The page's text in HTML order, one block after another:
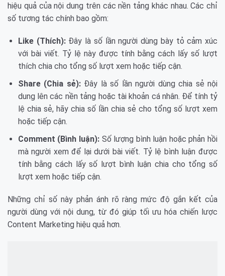
hiệu quả của nội dung trên các nền tảng khác nhau. Các chỉ
số tương tác chính bao gồm:
Like (Thích): Đây là số lần người dùng bày tỏ cảm xúc
với bài viết. Tỷ lệ này được tính bằng cách lấy số lượt
thích chia cho tổng số lượt xem hoặc tiếp cận.
Share (Chia sẻ): Đây là số lần người dùng chia sẻ nội
dung lên các nền tảng hoặc tài khoản cá nhân. Để tính tỷ
lệ chia sẻ, hãy chia số lần chia sẻ cho tổng số lượt xem
hoặc tiếp cận.
Comment (Bình luận): Số lượng bình luận hoặc phản hồi
mà người xem để lại dưới bài viết. Tỷ lệ bình luận được
tính bằng cách lấy số lượt bình luận chia cho tổng số
lượt xem hoặc tiếp cận.
Những chỉ số này phản ánh rõ ràng mức độ gắn kết của
người dùng với nội dung, từ đó giúp tối ưu hóa chiến lược
Content Marketing hiệu quả hơn.